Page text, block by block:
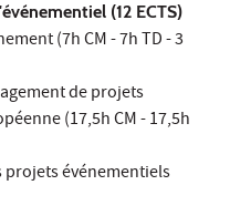
(12 ECTS)
(7h CM - 7h TD - 3
de projets
(17,5h CM - 17,5h
projets événementiels